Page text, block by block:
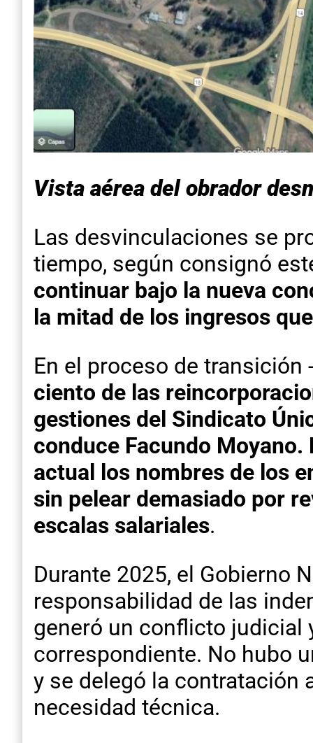
Vista aérea del obrador
Las desvinculaciones se
tiempo, según consignó
continuar bajo la nueva
la mitad de los ingresos
En el proceso de
ciento de las
gestiones del Sindicato
conduce Facundo
actual los nombres de los
sin pelear demasiado por
escalas salariales.
Durante 2025, el Gobierno
responsabilidad de las
generó un conflicto judicial
correspondiente. No hubo
y se delegó la contratación
necesidad técnica.